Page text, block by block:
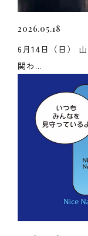
2026.05.18
6月14日（日）
関わ...